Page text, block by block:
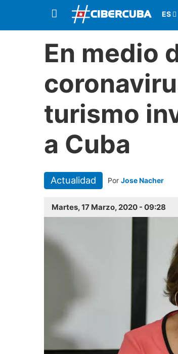
En medio
turismo
a Cuba
Actualidad Por Jose Nacher
Martes, 17 Marzo, 2020 - 09:28